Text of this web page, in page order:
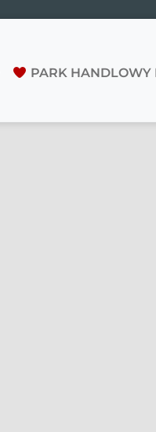
PARK HANDLOWY